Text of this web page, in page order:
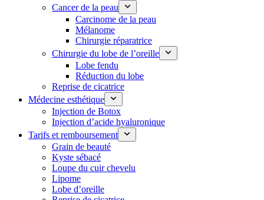
Cancer de la peau
Carcinome de la peau
Mélanome
Chirurgie réparatrice
Chirurgie du lobe de l’oreille
Lobe fendu
Réduction du lobe
Reprise de cicatrice
Médecine esthétique
Injection de Botox
Injection d’acide hyaluronique
Tarifs et remboursement
Grain de beauté
Kyste sébacé
Loupe du cuir chevelu
Lipome
Lobe d’oreille